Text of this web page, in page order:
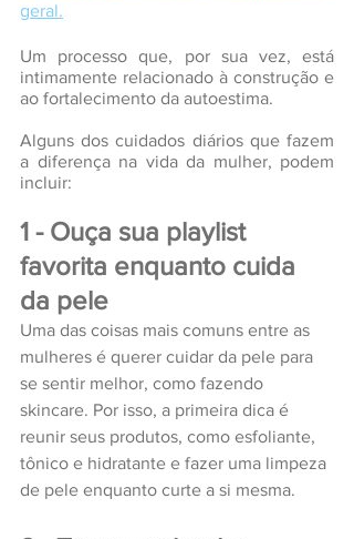
geral.
Um processo que, por sua vez, está
intimamente relacionado à construção e
ao fortalecimento da autoestima.
Alguns dos cuidados diários que fazem
a diferença na vida da mulher, podem
incluir:
1 - Ouça sua playlist
favorita enquanto cuida
da pele
Uma das coisas mais comuns entre as
mulheres é querer cuidar da pele para
se sentir melhor, como fazendo
skincare. Por isso, a primeira dica é
reunir seus produtos, como esfoliante,
tônico e hidratante e fazer uma limpeza
de pele enquanto curte a si mesma.